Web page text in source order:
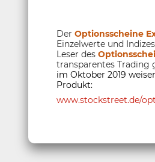
Der Optionsscheine
Einzelwerte und
Leser des
transparentes Trading
im Oktober 2019
Produkt:
www.stockstreet.de/